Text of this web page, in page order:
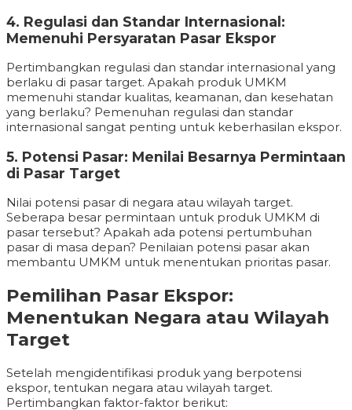
4. Regulasi dan Standar Internasional:
Memenuhi Persyaratan Pasar Ekspor
Pertimbangkan regulasi dan standar internasional yang
berlaku di pasar target. Apakah produk UMKM
memenuhi standar kualitas, keamanan, dan kesehatan
yang berlaku? Pemenuhan regulasi dan standar
internasional sangat penting untuk keberhasilan ekspor.
5. Potensi Pasar: Menilai Besarnya Permintaan
di Pasar Target
Nilai potensi pasar di negara atau wilayah target.
Seberapa besar permintaan untuk produk UMKM di
pasar tersebut? Apakah ada potensi pertumbuhan
pasar di masa depan? Penilaian potensi pasar akan
membantu UMKM untuk menentukan prioritas pasar.
Pemilihan Pasar Ekspor:
Menentukan Negara atau Wilayah
Target
Setelah mengidentifikasi produk yang berpotensi
ekspor, tentukan negara atau wilayah target.
Pertimbangkan faktor-faktor berikut: